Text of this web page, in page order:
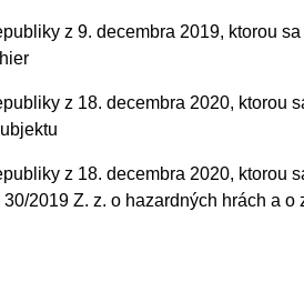
z 9. decembra 2019, ktorou
z 18. decembra 2020,
z 18. decembra 2020,
2019 Z. z. o hazardných hrách a